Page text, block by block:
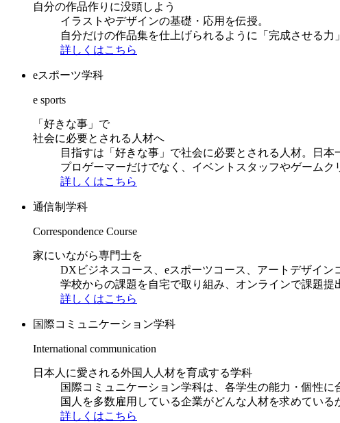
自分の作品作りに没頭しよう
イラストやデザインの基礎・応用を伝授。
自分だけの作品集を仕上げられるように「完成させる力
詳しくはこちら
eスポーツ学科
e sports
「好きな事」で
社会に必要とされる人材へ
目指すは「好きな事」で社会に必要とされる人材。日
プロゲーマーだけでなく、イベントスタッフやゲームク
詳しくはこちら
通信制学科
Correspondence Course
家にいながら専門士を
DXビジネスコース、eスポーツコース、アートデザイン
学校からの課題を自宅で取り組み、オンラインで課題提
詳しくはこちら
国際コミュニケーション学科
International communication
日本人に愛される外国人人材を育成する学科
国際コミュニケーション学科は、各学生の能力・個性
国人を多数雇用している企業がどんな人材を求めてい
詳しくはこちら